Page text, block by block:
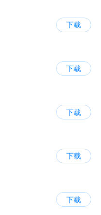
下载
下载
下载
下载
下载